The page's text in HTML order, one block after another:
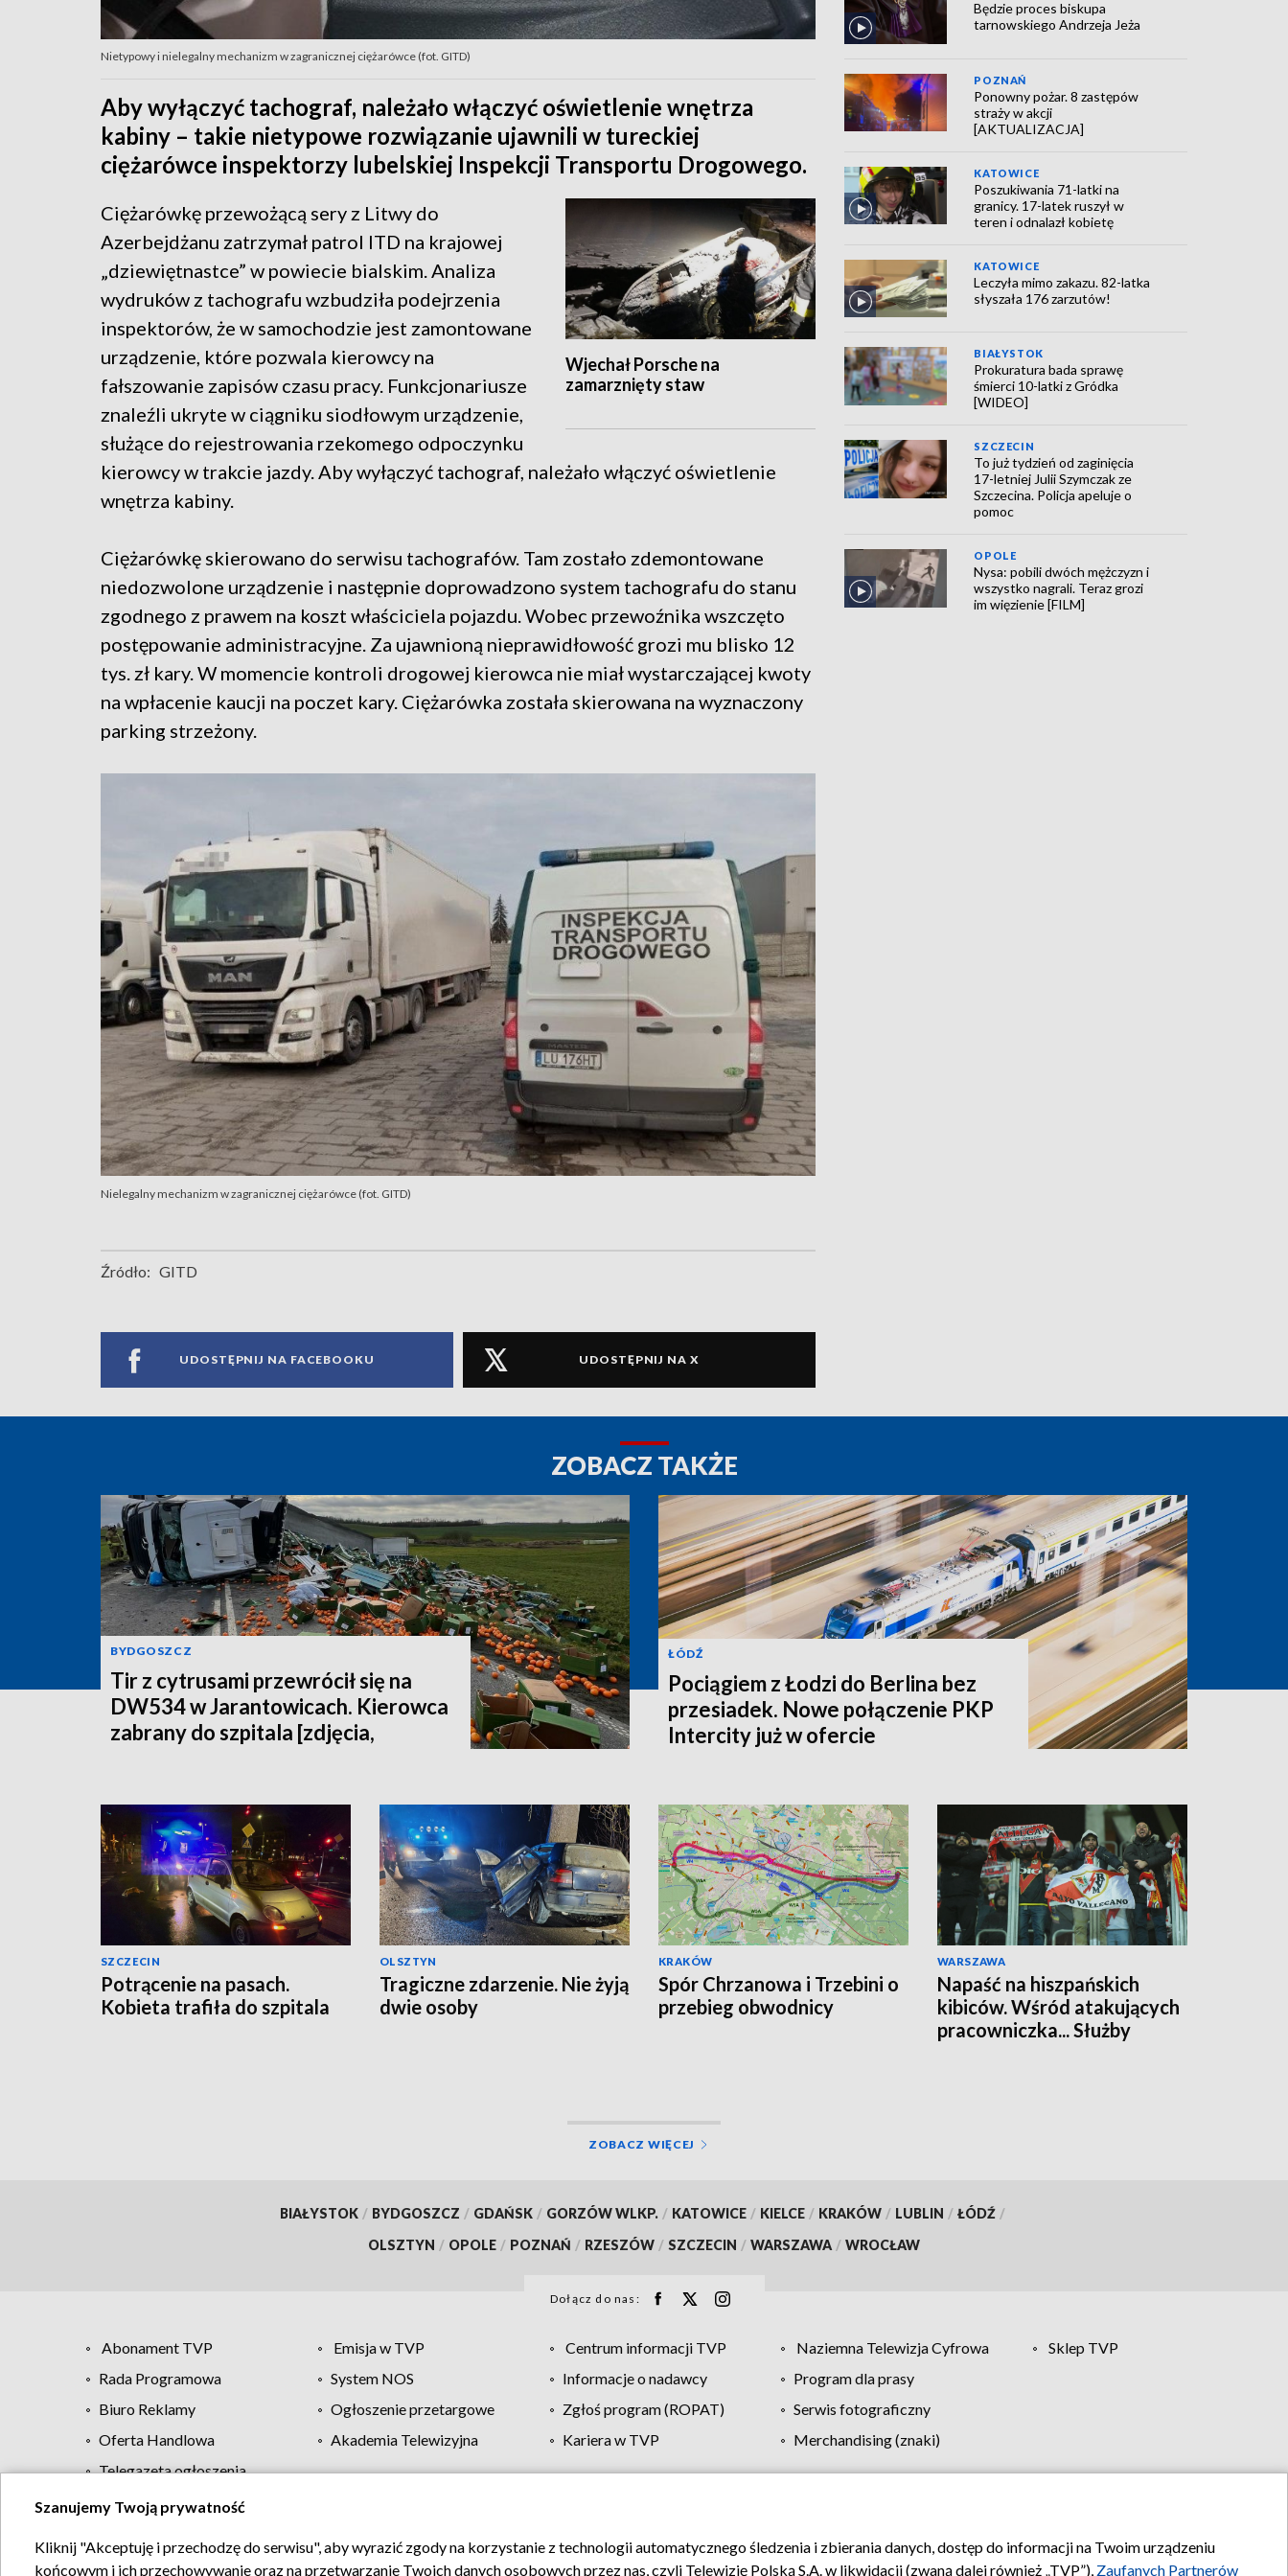
Nietypowy i nielegalny mechanizm w zagranicznej ciężarówce (fot. GITD)
Aby wyłączyć tachograf, należało włączyć oświetlenie wnętrza
kabiny – takie nietypowe rozwiązanie ujawnili w tureckiej
ciężarówce inspektorzy lubelskiej Inspekcji Transportu Drogowego.
Wjechał Porsche na
zamarznięty staw
Ciężarówkę przewożącą sery z Litwy do
Azerbejdżanu zatrzymał patrol ITD na krajowej
„dziewiętnastce” w powiecie bialskim. Analiza
wydruków z tachografu wzbudziła podejrzenia
inspektorów, że w samochodzie jest zamontowane
urządzenie, które pozwala kierowcy na
fałszowanie zapisów czasu pracy. Funkcjonariusze
znaleźli ukryte w ciągniku siodłowym urządzenie,
służące do rejestrowania rzekomego odpoczynku
kierowcy w trakcie jazdy. Aby wyłączyć tachograf, należało włączyć oświetlenie
wnętrza kabiny.
Ciężarówkę skierowano do serwisu tachografów. Tam zostało zdemontowane
niedozwolone urządzenie i następnie doprowadzono system tachografu do stanu
zgodnego z prawem na koszt właściciela pojazdu. Wobec przewoźnika wszczęto
postępowanie administracyjne. Za ujawnioną nieprawidłowość grozi mu blisko 12
tys. zł kary. W momencie kontroli drogowej kierowca nie miał wystarczającej kwoty
na wpłacenie kaucji na poczet kary. Ciężarówka została skierowana na wyznaczony
parking strzeżony.
Nielegalny mechanizm w zagranicznej ciężarówce (fot. GITD)
Źródło: GITD
UDOSTĘPNIJ NA FACEBOOKU UDOSTĘPNIJ NA X
Będzie proces biskupa
tarnowskiego Andrzeja Jeża
POZNAŃ
Ponowny pożar. 8 zastępów
straży w akcji
[AKTUALIZACJA]
KATOWICE
Poszukiwania 71-latki na
granicy. 17-latek ruszył w
teren i odnalazł kobietę
KATOWICE
Leczyła mimo zakazu. 82-latka
słyszała 176 zarzutów!
BIAŁYSTOK
Prokuratura bada sprawę
śmierci 10-latki z Gródka
[WIDEO]
SZCZECIN
To już tydzień od zaginięcia
17-letniej Julii Szymczak ze
Szczecina. Policja apeluje o
pomoc
OPOLE
Nysa: pobili dwóch mężczyzn i
wszystko nagrali. Teraz grozi
im więzienie [FILM]
ZOBACZ TAKŻE
BYDGOSZCZ
Tir z cytrusami przewrócił się na
DW534 w Jarantowicach. Kierowca
zabrany do szpitala [zdjęcia,
ŁÓDŹ
Pociągiem z Łodzi do Berlina bez
przesiadek. Nowe połączenie PKP
Intercity już w ofercie
SZCZECIN
Potrącenie na pasach.
Kobieta trafiła do szpitala
OLSZTYN
Tragiczne zdarzenie. Nie żyją
dwie osoby
KRAKÓW
Spór Chrzanowa i Trzebini o
przebieg obwodnicy
WARSZAWA
Napaść na hiszpańskich
kibiców. Wśród atakujących
pracowniczka... Służby
ZOBACZ WIĘCEJ
BIAŁYSTOK / BYDGOSZCZ / GDAŃSK / GORZÓW WLKP. / KATOWICE / KIELCE / KRAKÓW / LUBLIN / ŁÓDŹ /
OLSZTYN / OPOLE / POZNAŃ / RZESZÓW / SZCZECIN / WARSZAWA / WROCŁAW
Dołącz do nas:
Abonament TVP Emisja w TVP Centrum informacji TVP Naziemna Telewizja Cyfrowa
Sklep TVP
Rada Programowa
System NOS Informacje o nadawcy
Program dla prasy
Biuro Reklamy
Ogłoszenie przetargowe Zgłoś program (ROPAT)
Serwis fotograficzny
Oferta Handlowa
Akademia Telewizyjna Kariera w TVP
Merchandising (znaki)
Telegazeta ogłoszenia
Regulamin TVP Polityka prywatności Moje zgody Pomoc Biuro reklamy Kontakt
Szanujemy Twoją prywatność
Kliknij "Akceptuję i przechodzę do serwisu", aby wyrazić zgody na korzystanie z technologii automatycznego śledzenia i zbierania danych, dostęp do informacji na Twoim urządzeniu
końcowym i ich przechowywanie oraz na przetwarzanie Twoich danych osobowych przez nas, czyli Telewizję Polską S.A. w likwidacji (zwaną dalej również „TVP”), Zaufanych Partnerów